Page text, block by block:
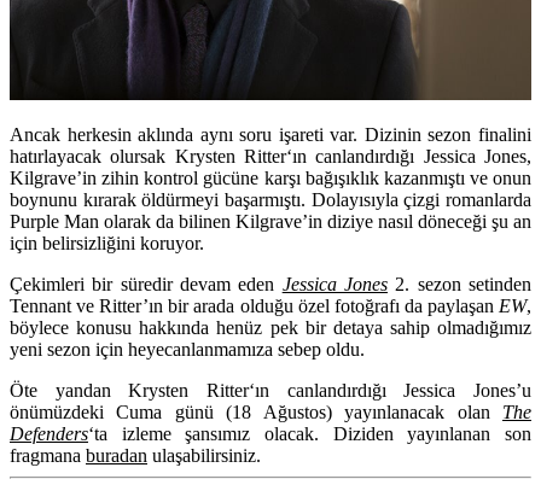
Ancak herkesin aklında aynı soru işareti var. Dizinin sezon finalini
hatırlayacak olursak Krysten Ritter‘ın canlandırdığı Jessica Jones,
Kilgrave’in zihin kontrol gücüne karşı bağışıklık kazanmıştı ve onun
boynunu kırarak öldürmeyi başarmıştı. Dolayısıyla çizgi romanlarda
Purple Man olarak da bilinen Kilgrave’in diziye nasıl döneceği şu an
için belirsizliğini koruyor.
Çekimleri bir süredir devam eden Jessica Jones 2. sezon setinden
Tennant ve Ritter’ın bir arada olduğu özel fotoğrafı da paylaşan EW,
böylece konusu hakkında henüz pek bir detaya sahip olmadığımız
yeni sezon için heyecanlanmamıza sebep oldu.
Öte yandanKrysten Ritter‘ın canlandırdığı Jessica Jones’u
önümüzdeki Cuma günü (18 Ağustos) yayınlanacak olan The
Defenders‘ta izleme şansımız olacak. Diziden yayınlanan son
fragmana buradan ulaşabilirsiniz.